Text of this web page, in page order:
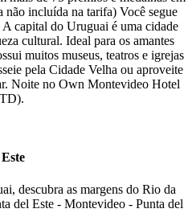
incluída na tarifa) Você segue
capital do Uruguai é uma cidade
cultural. Ideal para os amantes
muitos museus, teatros e igrejas
pela Cidade Velha ou aproveite
Noite no Own Montevideo Hotel